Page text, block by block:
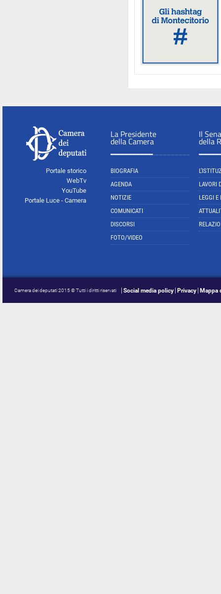
Portale storico
WebTv
YouTube
Portale Luce - Camera
La Presidente
della Camera
BIOGRAFIA
AGENDA
NOTIZIE
COMUNICATI
DISCORSI
FOTO/VIDEO
Il
della
LAVORI
LEGGI E
Camera dei deputati 2015 © Tutti i diritti riservati Social media policy Privacy Mappa